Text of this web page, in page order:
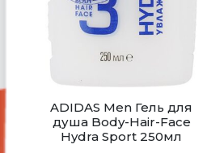
ADIDAS Men Гель для
душа Body-Hair-Face
Hydra Sport 250мл